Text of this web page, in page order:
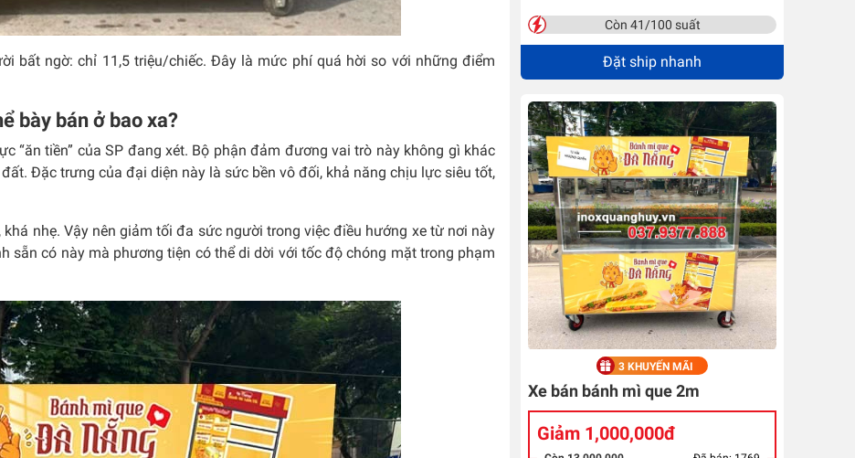
bất ngờ: chỉ 11,5 triệu/chiếc. Đây là mức phí quá hời so với những điểm
bày bán ở bao xa?
“ăn tiền” của SP đang xét. Bộ phận đảm đương vai trò này không gì khác
Đặc trưng của đại diện này là sức bền vô đối, khả năng chịu lực siêu tốt,
nhẹ. Vậy nên giảm tối đa sức người trong việc điều hướng xe từ nơi này
sẵn có này mà phương tiện có thể di dời với tốc độ chóng mặt trong phạm
Còn 41/100 suất
Đặt ship nhanh
3 KHUYẾN MÃI
Xe bán bánh mì que 2m
Giảm 1,000,000đ